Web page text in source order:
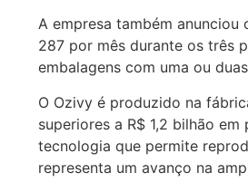
A empresa também anunciou
287 por mês durante os três
embalagens com uma ou
O Ozivy é produzido na
superiores a R$ 1,2 bilhão
tecnologia que permite
representa um avanço na